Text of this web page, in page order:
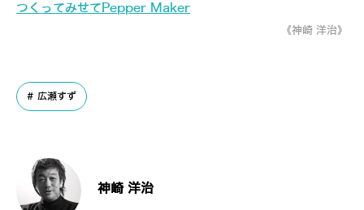
つくってみせてPepper Maker
《神崎 洋治》
広瀬すず
神崎 洋治